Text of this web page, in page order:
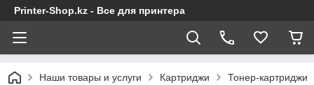
Printer-Shop.kz - Все для принтера
Наши товары и услуги Картриджи Тонер-картриджи